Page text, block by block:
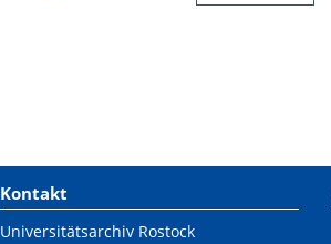
Kontakt
Universitätsarchiv Rostock